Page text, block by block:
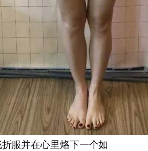
服并在心里烙下一个如